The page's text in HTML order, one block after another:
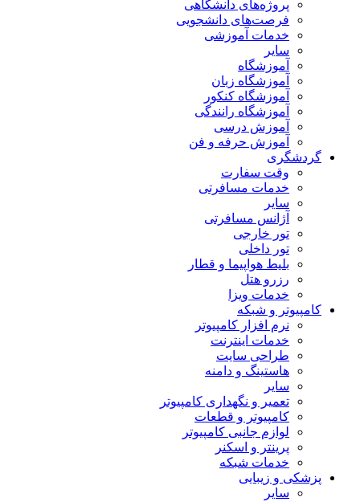
پروژه‌های دانشگاهی
فرصت‌های دانشجویی
خدمات آموزشی
سایر
آموزشگاه
آموزشگاه زبان
آموزشگاه کنکور
آموزشگاه رانندگی
آموزش درسی
آموزش حرفه و فن
گردشگری
وقت سفارت
خدمات مسافرتی
سایر
آژانس مسافرتی
تور خارجی
تور داخلی
بلیط هواپیما و قطار
رزرو هتل
خدمات ویزا
کامپیوتر و شبکه
نرم افزار کامپیوتر
خدمات اینترنت
طراحی سایت
هاستینگ و دامنه
سایر
تعمیر و نگهداری کامپیوتر
کامپیوتر و قطعات
لوازم جانبی کامپیوتر
پرینتر و اسکنر
خدمات شبکه
پزشکی و زیبایی
سایر